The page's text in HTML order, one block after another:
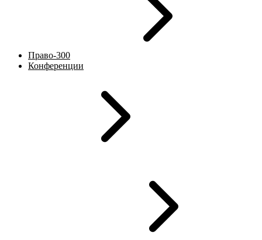
Право-300
Конференции